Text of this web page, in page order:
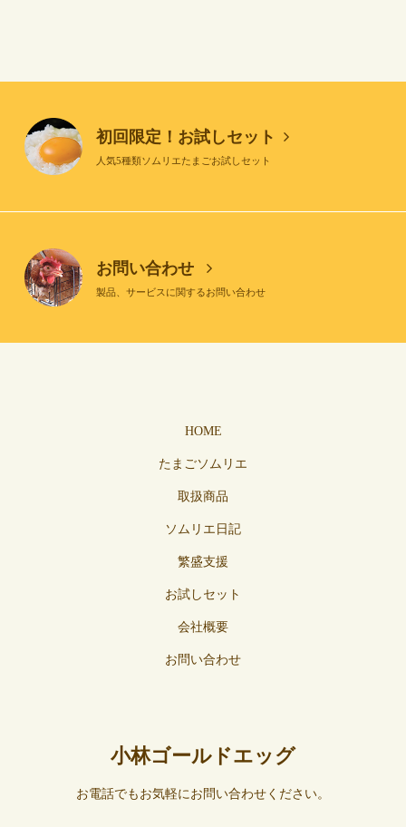
初回限定！お試しセット
人気5種類ソムリエたまごお試しセット
お問い合わせ
製品、サービスに関するお問い合わせ
HOME
たまごソムリエ
取扱商品
ソムリエ日記
繁盛支援
お試しセット
会社概要
お問い合わせ
小林ゴールドエッグ
お電話でもお気軽にお問い合わせください。